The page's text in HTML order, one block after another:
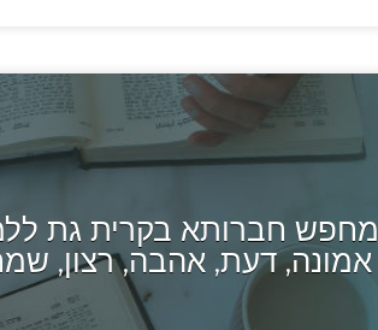
מחפש חברותא בקרית גת
אמונה, דעת, אהבה, רצון,